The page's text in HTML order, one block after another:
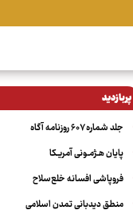
پربازدید
جلد شماره ۶۰۷ روزنامه آگاه
پایان هـژمـونی آمریـکا
فروپاشی افسانه خلع‌سلاح
منطق دیدبانی تمدن اسلامی